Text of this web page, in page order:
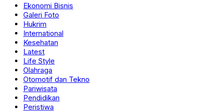
Ekonomi Bisnis
Galeri Foto
Hukrim
International
Kesehatan
Latest
Life Style
Olahraga
Otomotif dan Tekno
Pariwisata
Pendidikan
Peristiwa